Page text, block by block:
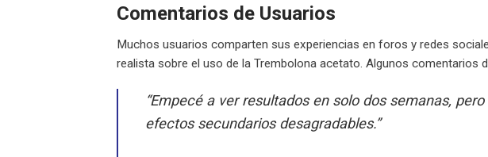
Comentarios de Usuarios
Muchos usuarios comparten sus experiencias en foros y redes
realista sobre el uso de la Trembolona acetato. Algunos comentarios
“Empecé a ver resultados en solo dos semanas,
efectos secundarios desagradables.”